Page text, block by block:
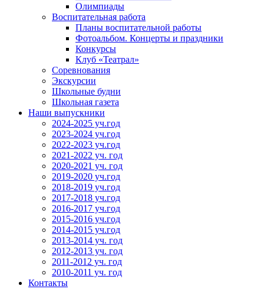
Олимпиады
Воспитательная работа
Планы воспитательной работы
Фотоальбом. Концерты и праздники
Конкурсы
Клуб «Театрал»
Соревнования
Экскурсии
Школьные будни
Школьная газета
Наши выпускники
2024-2025 уч.год
2023-2024 уч.год
2022-2023 уч.год
2021-2022 уч. год
2020-2021 уч. год
2019-2020 уч.год
2018-2019 уч.год
2017-2018 уч.год
2016-2017 уч.год
2015-2016 уч.год
2014-2015 уч.год
2013-2014 уч. год
2012-2013 уч. год
2011-2012 уч. год
2010-2011 уч. год
Контакты